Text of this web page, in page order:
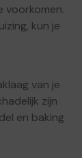
voorkomen.
kun je
van je
zijn
en baking